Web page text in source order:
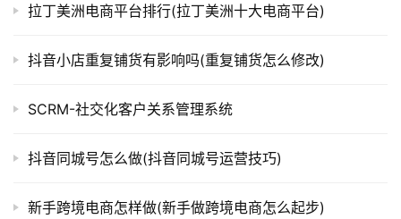
拉丁美洲电商平台排行(拉丁美洲十大电商平台)
抖音小店重复铺货有影响吗(重复铺货怎么修改)
SCRM-社交化客户关系管理系统
抖音同城号怎么做(抖音同城号运营技巧)
新手跨境电商怎样做(新手做跨境电商怎么起步)